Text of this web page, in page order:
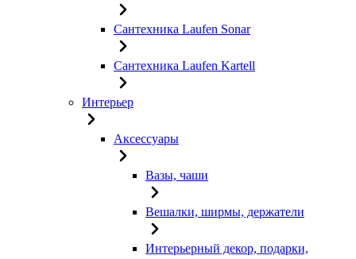
Сантехника Laufen Sonar
Сантехника Laufen Kartell
Интерьер
Аксессуары
Вазы, чаши
Вешалки, ширмы, держатели
Интерьерный декор, подарки,